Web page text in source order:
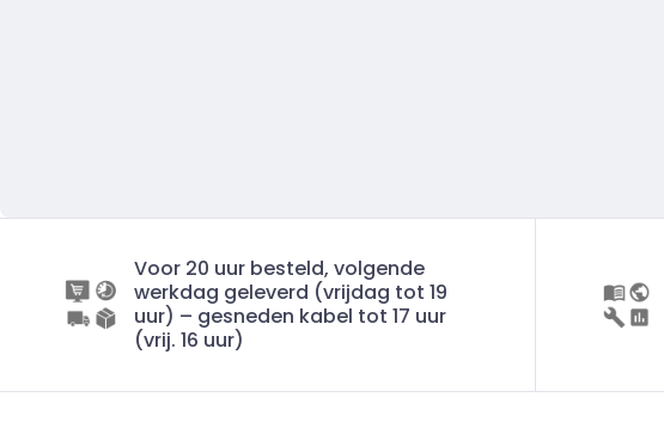
Voor 20 uur besteld, volgende
werkdag geleverd (vrijdag tot 19
uur) – gesneden kabel tot 17 uur
(vrij. 16 uur)